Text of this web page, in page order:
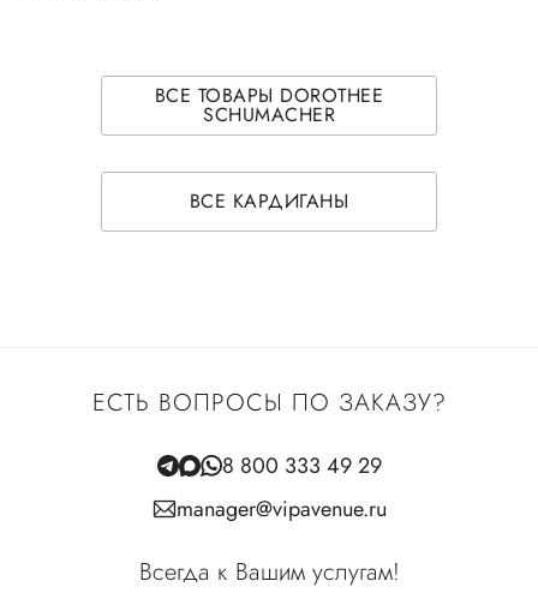
ВСЕ ТОВАРЫ DOROTHEE
SCHUMACHER
ВСЕ КАРДИГАНЫ
ЕСТЬ ВОПРОСЫ ПО ЗАКАЗУ?
8 800 333 49 29
manager@vipavenue.ru
Всегда к Вашим услугам!